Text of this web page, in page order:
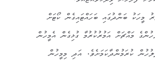
މީހަކު ބަންދުގައި ބަހައްޓައިގެން ކޯޓަށް
މައްޗަށް އަމުރުކުރުމާ ގުޅިގެން އެމީހުން
ކުރަމުންދާކަމަށެވެ. އަދި މިމީހުން